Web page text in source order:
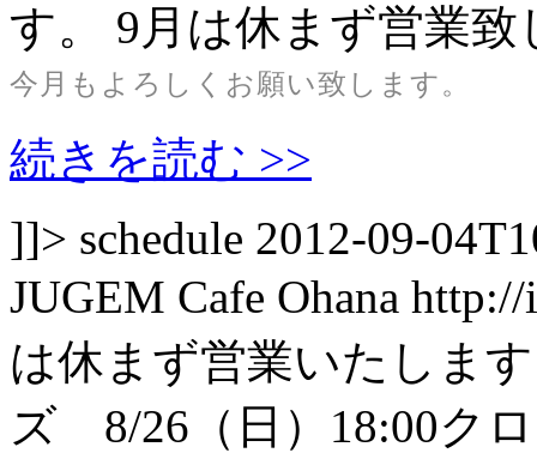
す。
9月は休まず営業致
今月もよろしくお願い致します。
続きを読む >>
]]> schedule 2012-09-
JUGEM Cafe Ohana http://
は休まず営業いたしま
ズ 8/26（日）18:00ク